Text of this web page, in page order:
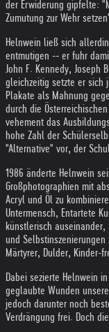
der Erwiderung gipfelte:
Zumutung zur Wehr
Helnwein ließ sich
entmutigen -- er fuhr
John F. Kennedy, Joseph
gleichzeitig setzte er sich
Plakate als Mahnung
durch die
vehement das
hohe Zahl der
"Alternative" vor, der
1986 änderte Helnwein
Großphotographien mit
Acryl und Öl zu
Untermensch, Entartete
künstlerisch
und Selbstinszenierungen
Märtyrer, Dulder, Kinder-
Dabei sezierte Helnwein
geglaubte Wunden
jedoch darunter noch
Verdrängung frei. Doch